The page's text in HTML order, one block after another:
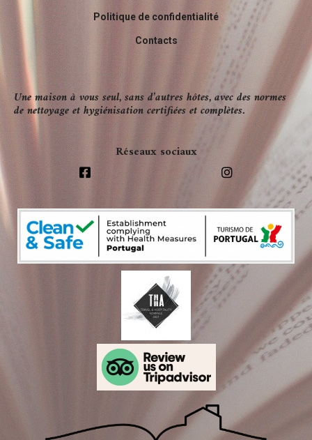
Politique de confidentialité
Contacts
Une maison à vous seul, sans d’autres hôtes, avec des normes
de nettoyage et hygiénisation certifiées et complètes.
Réseaux sociaux